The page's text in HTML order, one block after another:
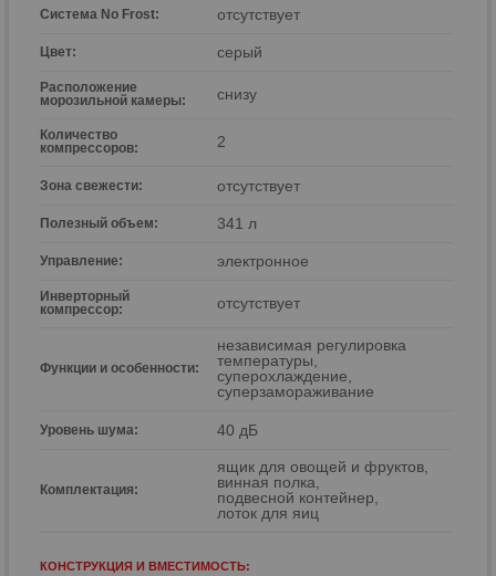
Система No Frost: отсутствует
Цвет: серый
Расположение
морозильной камеры:
снизу
Количество
компрессоров:
2
Зона свежести: отсутствует
Полезный объем: 341 л
Управление: электронное
Инверторный
компрессор:
отсутствует
Функции и особенности:
независимая регулировка
температуры,
суперохлаждение,
суперзамораживание
Уровень шума: 40 дБ
Комплектация:
ящик для овощей и фруктов,
винная полка,
подвесной контейнер,
лоток для яиц
КОНСТРУКЦИЯ И ВМЕСТИМОСТЬ: